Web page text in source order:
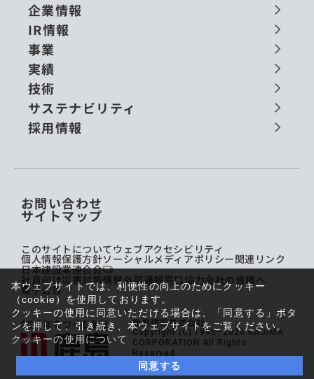
本ウェブサイトでは、利便性の向上のためにクッキー
（cookie）を使用しております。
クッキーの使用に同意いただける場合は、「同意する」ボタ
ンを押して、引き続き、本ウェブサイトをご覧ください。
クッキーの使用について
同意する
企業情報
IR情報
事業
実績
技術
サステナビリティ
採用情報
お問い合わせ
サイトマップ
このサイトについてウェブアクセシビリティ
個人情報保護方針ソーシャルメディアポリシー関連リンク
日本建設業連合会
社員向け災害対策情報外部通報窓口協力会社の皆様へ
電子公告
鹿島建設株式会社
Copyright (C) 1995–2026 KAJIMA
CORPORATION All Rights
Reserved.